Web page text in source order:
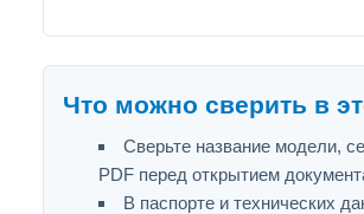
Что можно сверить в
Сверьте название модели,
PDF перед открытием
В паспорте и технических